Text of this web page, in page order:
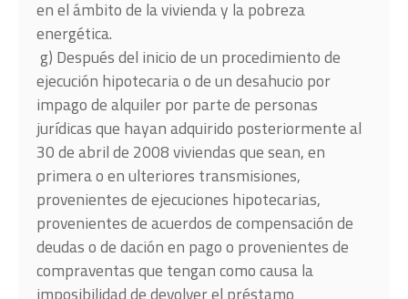
en el ámbito de la vivienda y la pobreza
energética.
g) Después del inicio de un procedimiento de
ejecución hipotecaria o de un desahucio por
impago de alquiler por parte de personas
jurídicas que hayan adquirido posteriormente al
30 de abril de 2008 viviendas que sean, en
primera o en ulteriores transmisiones,
provenientes de ejecuciones hipotecarias,
provenientes de acuerdos de compensación de
deudas o de dación en pago o provenientes de
compraventas que tengan como causa la
imposibilidad de devolver el préstamo